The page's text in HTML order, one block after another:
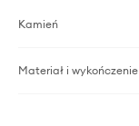
Kamień
Materiał i wykończenie